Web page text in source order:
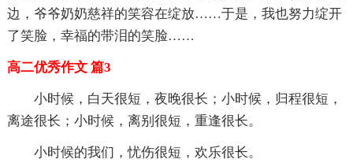
边，爷爷奶奶慈祥的笑容在绽放……于是，我也努力绽开
了笑脸，幸福的带泪的笑脸……
高二优秀作文 篇3
小时候，白天很短，夜晚很长；小时候，归程很短，
离途很长；小时候，离别很短，重逢很长。
小时候的我们，忧伤很短，欢乐很长。